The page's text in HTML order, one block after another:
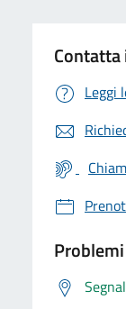
Leggi